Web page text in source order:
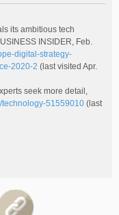
its ambitious tech
INSIDER, Feb.
digital-strategy-
2020-2 (last visited Apr.
seek more detail,
technology-51559010 (last